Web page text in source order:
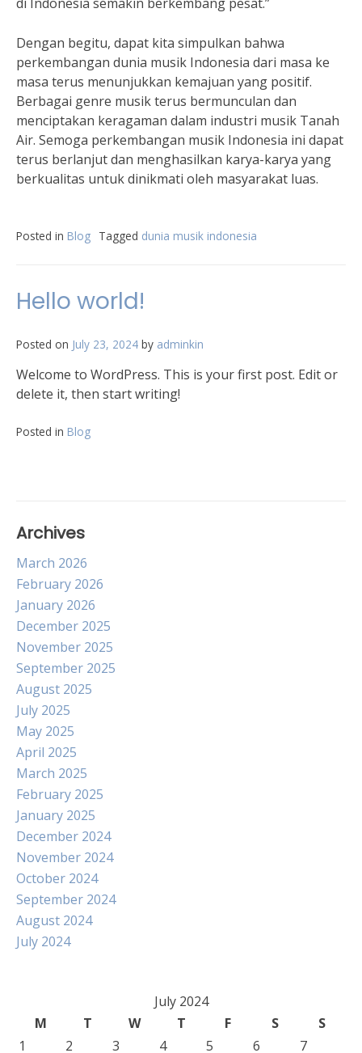
Dengan begitu, dapat kita simpulkan bahwa
perkembangan dunia musik Indonesia dari masa ke
masa terus menunjukkan kemajuan yang positif.
Berbagai genre musik terus bermunculan dan
menciptakan keragaman dalam industri musik Tanah
Air. Semoga perkembangan musik Indonesia ini dapat
terus berlanjut dan menghasilkan karya-karya yang
berkualitas untuk dinikmati oleh masyarakat luas.
Posted in Blog Tagged dunia musik indonesia
Hello world!
Posted on July 23, 2024 by adminkin
Welcome to WordPress. This is your first post. Edit or
delete it, then start writing!
Posted in Blog
Archives
March 2026
February 2026
January 2026
December 2025
November 2025
September 2025
August 2025
July 2025
May 2025
April 2025
March 2025
February 2025
January 2025
December 2024
November 2024
October 2024
September 2024
August 2024
July 2024
July 2024
M
T W T F S
S
1
2 3 4 5 6 7